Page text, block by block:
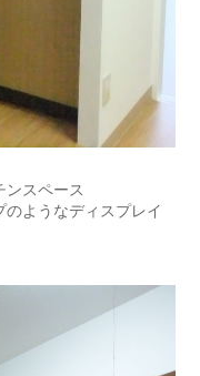
ンスペース
ようなディスプレイ